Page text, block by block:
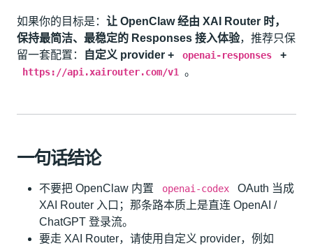
如果你的目标是： 让 OpenClaw 经由 XAI Router 时，
保持最简洁、最稳定的 Responses 接入体验，推荐只保
留一套配置：
自定义 provider + openai-responses +
https://api.xairouter.com/v1 。
一句话结论
不要把 OpenClaw 内置 openai-codex
OAuth 当成
XAI Router 入口；那条路本质上是直连 OpenAI /
ChatGPT 登录流。
要走 XAI Router，请使用自定义 provider，例如